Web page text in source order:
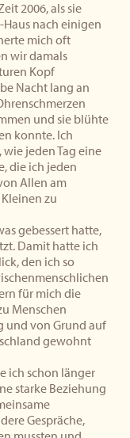
2006, als sie
nach einigen
mich oft
wir damals
Kopf
Nacht lang an
und sie blühte
konnte. Ich
jeden Tag eine
die ich jeden
Allen am
zu
gebessert hatte,
Damit hatte ich
den ich so
für mich die
Menschen
und von Grund auf
gewohnt
ich schon länger
starke Beziehung
Gespräche,